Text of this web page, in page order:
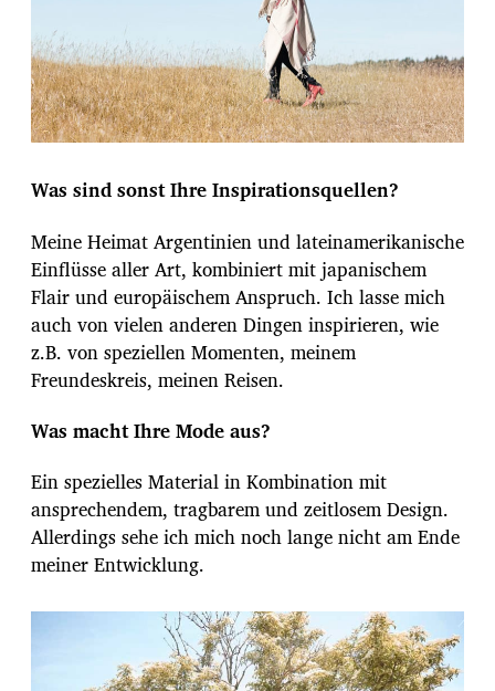
Was sind sonst Ihre Inspirationsquellen?
Meine Heimat Argentinien und lateinamerikanische
Einflüsse aller Art, kombiniert mit japanischem
Flair und europäischem Anspruch. Ich lasse mich
auch von vielen anderen Dingen inspirieren, wie
z.B. von speziellen Momenten, meinem
Freundeskreis, meinen Reisen.
Was macht Ihre Mode aus?
Ein spezielles Material in Kombination mit
ansprechendem, tragbarem und zeitlosem Design.
Allerdings sehe ich mich noch lange nicht am Ende
meiner Entwicklung.